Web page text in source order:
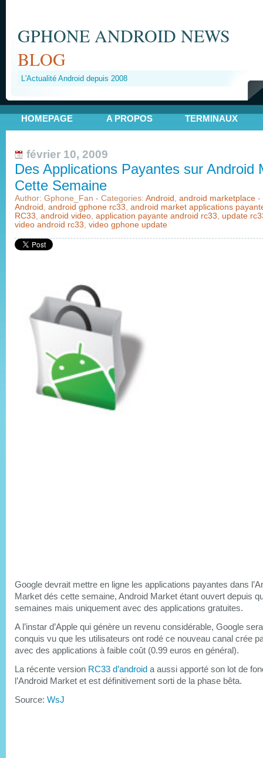
GPHONE ANDROID NEWS
BLOG
L'Actualité Android depuis 2008
HOMEPAGE A PROPOS TERMINAUX
février 10, 2009
Des Applications Payantes sur Android
Cette Semaine
Author: Gphone_Fan - Categories: Android , android marketplace -
Android , android gphone rc33, android market applications
RC33, android video, application payante android rc33, update
video android rc33, video gphone update
Google devrait mettre en ligne les applications payantes dans
Market dés cette semaine, Android Market étant ouvert depuis
semaines mais uniquement avec des applications gratuites.
A l’instar d’Apple qui génère un revenu considérable, Google
conquis vu que les utilisateurs ont rodé ce nouveau canal crée
avec des applications à faible coût (0.99 euros en général).
La récente version RC33 d’android a aussi apporté son lot de
l’Android Market et est définitivement sorti de la phase bêta.
Source: WsJ